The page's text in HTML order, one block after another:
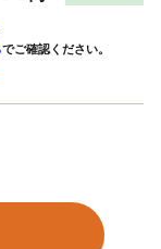
でご確認ください。